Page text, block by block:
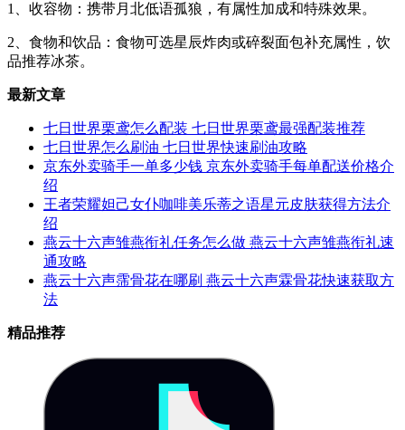
1、收容物：携带月北低语孤狼，有属性加成和特殊效果。
2、食物和饮品：食物可选星辰炸肉或碎裂面包补充属性，饮
品推荐冰茶。
最新文章
七日世界栗鸢怎么配装 七日世界栗鸢最强配装推荐
七日世界怎么刷油 七日世界快速刷油攻略
京东外卖骑手一单多少钱 京东外卖骑手每单配送价格介
绍
王者荣耀妲己女仆咖啡美乐蒂之语星元皮肤获得方法介
绍
燕云十六声雏燕衔礼任务怎么做 燕云十六声雏燕衔礼速
通攻略
燕云十六声霈骨花在哪刷 燕云十六声霖骨花快速获取方
法
精品推荐